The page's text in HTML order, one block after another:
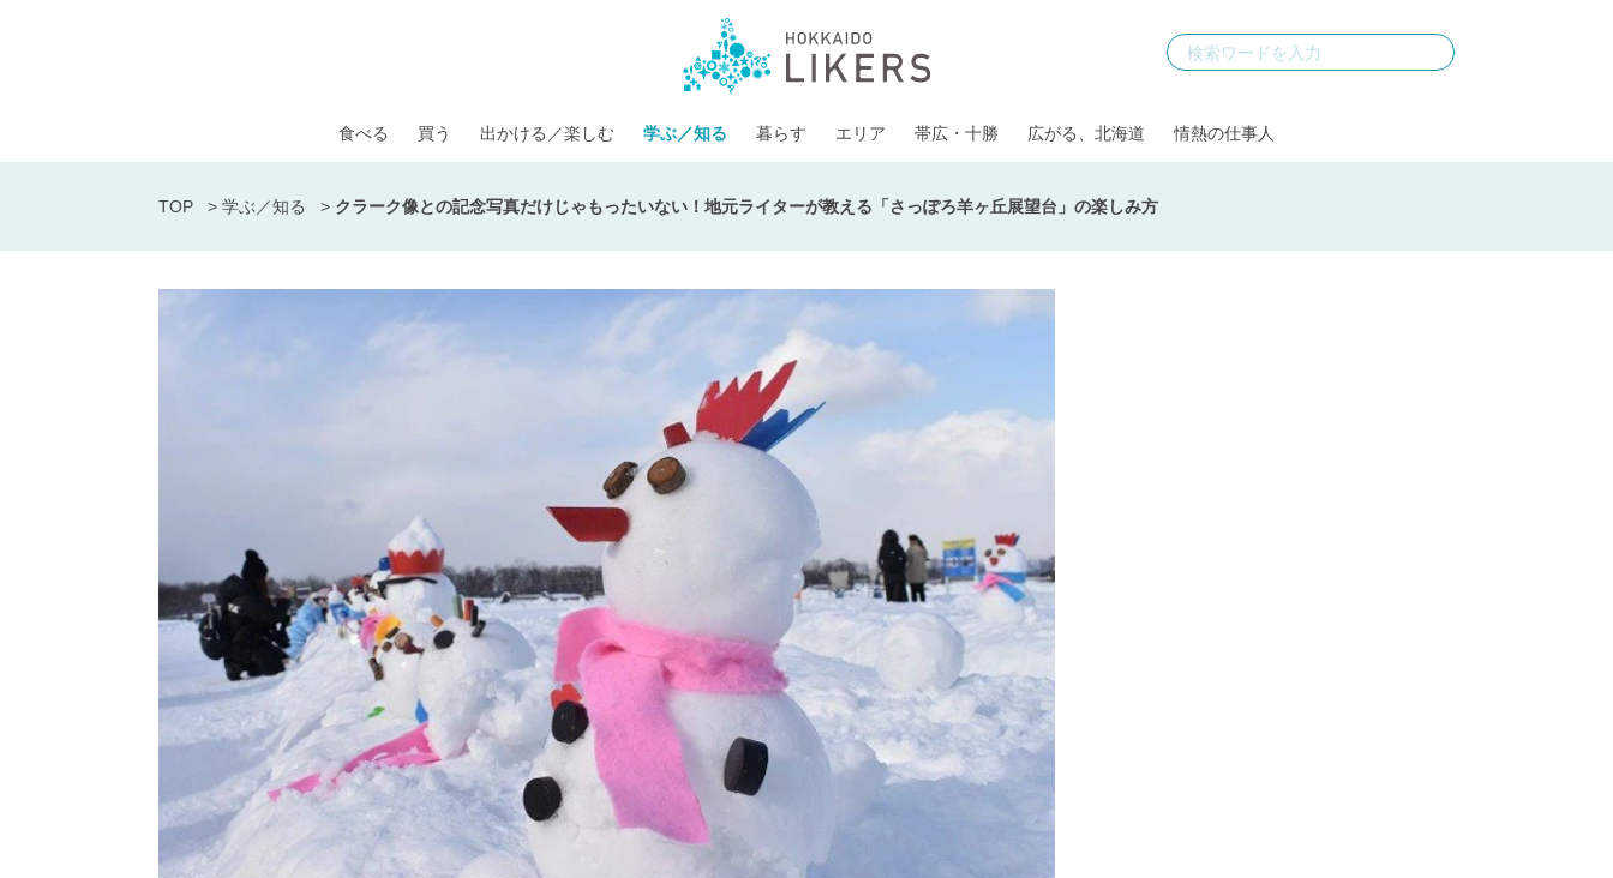
食べる 買う 出かける／楽しむ 学ぶ／知る 暮らす エリア 帯広・十勝 広がる、北海道 情熱の仕事人
TOP > 学ぶ／知る > クラーク像との記念写真だけじゃもったいない！地元ライターが教える「さっぽろ羊ヶ丘展望台」の楽しみ方